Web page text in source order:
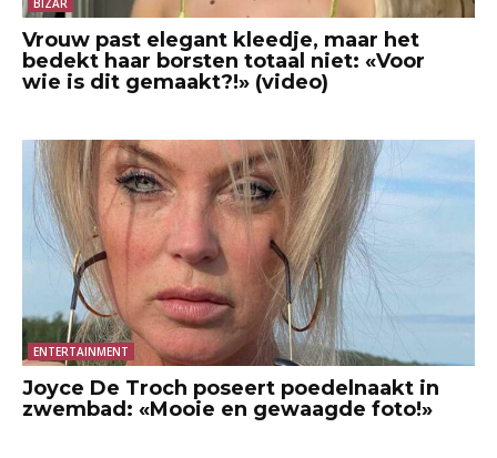
BIZAR
Vrouw past elegant kleedje, maar het
bedekt haar borsten totaal niet: «Voor
wie is dit gemaakt?!» (video)
ENTERTAINMENT
Joyce De Troch poseert poedelnaakt in
zwembad: «Mooie en gewaagde foto!»